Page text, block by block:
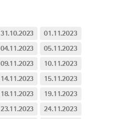
31.10.2023
01.11.2023
04.11.2023
05.11.2023
09.11.2023
10.11.2023
14.11.2023
15.11.2023
18.11.2023
19.11.2023
23.11.2023
24.11.2023